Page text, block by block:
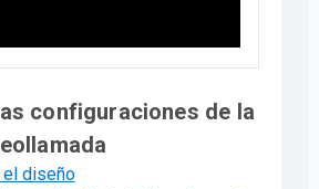
configuraciones de la
el diseño